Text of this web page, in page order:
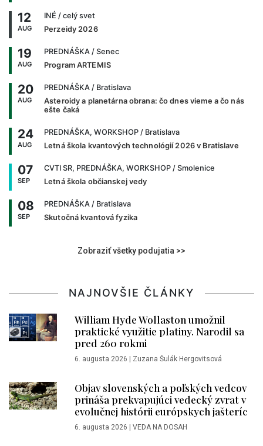
12
AUG
INÉ / celý svet
Perzeidy 2026
19
AUG
PREDNÁŠKA / Senec
Program ARTEMIS
20
AUG
PREDNÁŠKA / Bratislava
Asteroidy a planetárna obrana: čo dnes vieme a čo nás
ešte čaká
24
AUG
PREDNÁŠKA, WORKSHOP / Bratislava
Letná škola kvantových technológií 2026 v Bratislave
07
SEP
CVTI SR, PREDNÁŠKA, WORKSHOP / Smolenice
Letná škola občianskej vedy
08
SEP
PREDNÁŠKA / Bratislava
Skutočná kvantová fyzika
Zobraziť všetky podujatia >>
NAJNOVŠIE ČLÁNKY
William Hyde Wollaston umožnil
praktické využitie platiny. Narodil sa
pred 260 rokmi
6. augusta 2026 Zuzana Šulák Hergovitsová
Objav slovenských a poľských vedcov
prináša prekvapujúci vedecký zvrat v
evolučnej histórii európskych jašteríc
6. augusta 2026 VEDA NA DOSAH